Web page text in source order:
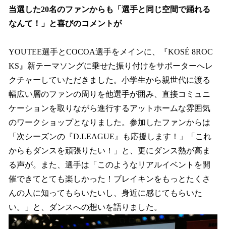
当選した20名のファンからも「選手と同じ空間で踊れる
なんて！」と喜びのコメントが
YOUTEE選手とCOCOA選手をメインに、『KOSÉ 8ROC
KS』新テーマソングに乗せた振り付けをサポーターへレ
クチャーしていただきました。小学生から親世代に渡る
幅広い層のファンの周りを他選手が囲み、直接コミュニ
ケーションを取りながら進行するアットホームな雰囲気
のワークショップとなりました。参加したファンからは
「次シーズンの『D.LEAGUE』も応援します！」「これ
からもダンスを頑張りたい！」と、更にダンス熱が高ま
る声が。また、選手は「このようなリアルイベントを開
催できてとても楽しかった！ブレイキンをもっとたくさ
んの人に知ってもらいたいし、身近に感じてもらいた
い。」と、ダンスへの想いを語りました。